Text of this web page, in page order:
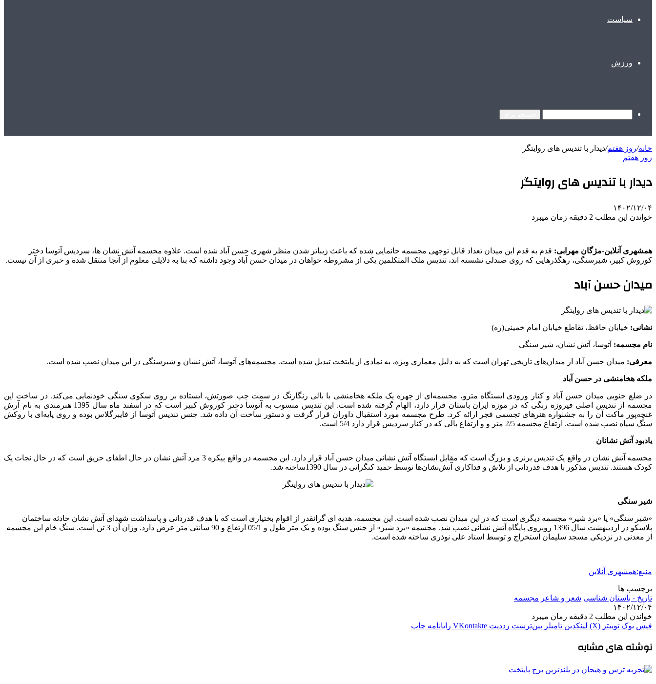
سیاست
ورزش
خانه/روز هفتم/دیدار با تندیس های روایتگر
روز هفتم
دیدار با تندیس های روایتگر
۱۴۰۲/۱۲/۰۴
خواندن این مطلب 2 دقیقه زمان میبرد
همشهری آنلاین-مژگان مهرابی: قدم به قدم این میدان تعداد قابل توجهی مجسمه جانمایی شده که باعث زیباتر شدن منظر شهری حسن آباد شده است. علاوه مجسمه آتش نشان ها، سردیس آتوسا دختر
کوروش کبیر، شیرسنگی، رهگذرهایی که روی صندلی نشسته اند، تندیس ملک المتکلمین یکی از مشروطه خواهان در میدان حسن آباد وجود داشته که بنا به دلایلی معلوم از آنجا منتقل شده و خبری از آن نیست.
میدان حسن آباد
نشانی: خیابان حافظ، تقاطع خیابان امام خمینی(ره)
نام مجسمه: آتوسا، آتش نشان، شیر سنگی
معرفی: میدان حسن آباد از میدان‌های تاریخی تهران است که به دلیل معماری ویژه، به نمادی از پایتخت تبدیل شده است. مجسمه‌های آتوسا، آتش نشان و شیرسنگی در این میدان نصب شده است.
ملکه هخامنشی در حسن آباد
در ضلع جنوبی میدان حسن آباد و کنار ورودی ایستگاه مترو، مجسمه‌ای از چهره یک ملکه هخامنشی با بالی رنگارنگ در سمت چپ صورتش، ایستاده بر روی سکوی سنگی خودنمایی می‌کند. در ساخت این
مجسمه از تندیس اصلی فیروزه رنگی که در موزه ایران باستان قرار دارد، الهام گرفته شده است. این تندیس منسوب به آتوسا دختر کوروش کبیر است که در اسفند ماه سال 1395 هنرمندی به نام آرش
غنچه‌پور ماکت آن را به جشنواره هنرهای تجسمی فجر ارائه کرد. طرح مجسمه مورد استقبال داوران قرار گرفت و دستور ساخت آن داده شد. جنس تندیس آتوسا از فایبرگلاس بوده و روی پایه‌ای با روکش
سنگ سیاه نصب شده است. ارتفاع مجسمه 2/5 متر و و ارتفاع بالی که در کنار سردیس قرار دارد 5/4 است.
یادبود آتش نشانان
مجسمه آتش نشان در واقع یک تندیس برنزی و بزرگ است که مقابل ایستگاه آتش نشانی میدان حسن آباد قرار دارد. این مجسمه در واقع پیکره 3 مرد آتش نشان در حال اطفای حریق است که در حال نجات یک
کودک هستند. تندیس مذکور با هدف قدردانی از تلاش و فداکاری آتش‌نشان‌ها توسط حمید کنگرانی در سال 1390ساخته شد.
شیر سنگی
«شیر سنگی» یا «برد شیر» مجسمه دیگری است که در این میدان نصب شده است. این مجسمه، هدیه ای گرانقدر از اقوام بختیاری است که با هدف قدردانی و پاسداشت شهدای آتش نشان حادثه ساختمان
پلاسکو در اردیبهشت سال 1396 روبروی پایگاه آتش نشانی نصب شد. مجسمه «برد شیر» از جنس سنگ بوده و یک متر طول و 05/1 ارتفاع و 90 سانتی متر عرض دارد. وزان آن 3 تن است. سنگ خام این مجسمه
از معدنی در نزدیکی مسجد سلیمان استخراج و توسط استاد علی نوذری ساخته شده است.
منبع:همشهری آنلاین
برچسب ها
تاریخ - باستان‌ شناسی شعر و شاعر مجسمه
۱۴۰۲/۱۲/۰۴
خواندن این مطلب 2 دقیقه زمان میبرد
فیس بوک توییتر (X) لینکدین ‫تامبلر ‫پین‌ترست ‫رددیت ‫VKontakte رایانامه چاپ
نوشته های مشابه